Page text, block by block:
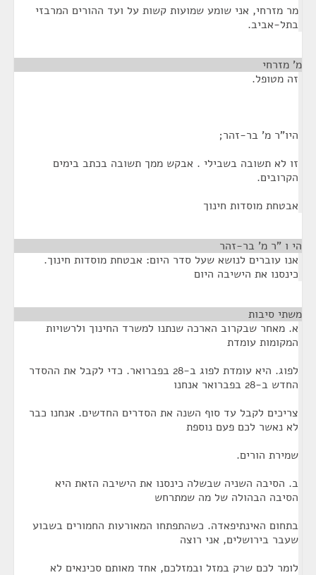
מר מזרחי, אני שומע שמועות קשות על ועד ההורים המרבזי
בתל-אביב.
מ' מזרחי
זה מטופל.
היו"ר מ' בר-זהר;
זו לא תשובה בשבילי . אבקש ממך תשובה בכתב בימים
הקרובים.
אבטחת מוסדות חינוך
הי ו "ר מ' בר-זהר
אנו עוברים לנושא שעל סדר היום: אבטחת מוסדות חינוך.
כינסנו את הישיבה היום
משתי סיבות
א. מאחר שבקרוב הארכה שנתנו למשרד החינוך ולרשויות
המקומות עומדת
לפוג. היא עומדת לפוג ב-28 בפברואר. כדי לקבל את ההסדר
החדש ב-28 בפברואר אנחנו
צריכים לקבל עד סוף השנה את הסדרים החדשים. אנחנו כבר
לא נאשר לכם פעם נוספת
שמירת הורים.
ב. הסיבה השניה שבשלה כינסנו את הישיבה הזאת היא
הסיבה הבהולה של מה שמתרחש
בתחום האינתיפאדה. כשהתפתחו המאורעות החמורים בשבוע
שעבר בירושלים, אני רוצה
לומר לכם שרק במזל ובמזלכם, אחד מאותם סכינאים לא